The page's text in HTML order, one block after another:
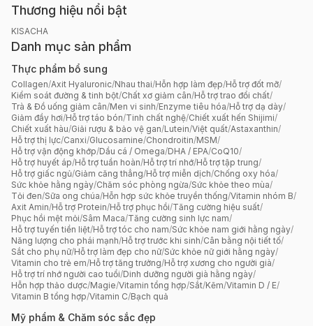
Thương hiệu nổi bật
KISACHA
Danh mục sản phẩm
Thực phẩm bổ sung
Collagen/Axit Hyaluronic/Nhau thai/Hỗn hợp làm đẹp/Hỗ trợ đốt mỡ/
Kiểm soát đường & tinh bột/Chất xơ giảm cân/Hỗ trợ trao đổi chất/
Trà & Đồ uống giảm cân/Men vi sinh/Enzyme tiêu hóa/Hỗ trợ dạ dày/
Giảm đầy hơi/Hỗ trợ táo bón/Tinh chất nghệ/Chiết xuất hến Shijimi/
Chiết xuất hàu/Giải rượu & bảo vệ gan/Lutein/Việt quất/Astaxanthin/
Hỗ trợ thị lực/Canxi/Glucosamine/Chondroitin/MSM/
Hỗ trợ vận động khớp/Dầu cá / Omega/DHA / EPA/CoQ10/
Hỗ trợ huyết áp/Hỗ trợ tuần hoàn/Hỗ trợ trí nhớ/Hỗ trợ tập trung/
Hỗ trợ giấc ngủ/Giảm căng thẳng/Hỗ trợ miễn dịch/Chống oxy hóa/
Sức khỏe hằng ngày/Chăm sóc phòng ngừa/Sức khỏe theo mùa/
Tỏi đen/Sữa ong chúa/Hỗn hợp sức khỏe truyền thống/Vitamin nhóm B/
Axit Amin/Hỗ trợ Protein/Hỗ trợ phục hồi/Tăng cường hiệu suất/
Phục hồi mệt mỏi/Sâm Maca/Tăng cường sinh lực nam/
Hỗ trợ tuyến tiền liệt/Hỗ trợ tóc cho nam/Sức khỏe nam giới hằng ngày/
Năng lượng cho phái mạnh/Hỗ trợ trước khi sinh/Cân bằng nội tiết tố/
Sắt cho phụ nữ/Hỗ trợ làm đẹp cho nữ/Sức khỏe nữ giới hằng ngày/
Vitamin cho trẻ em/Hỗ trợ tăng trưởng/Hỗ trợ xương cho người già/
Hỗ trợ trí nhớ người cao tuổi/Dinh dưỡng người già hằng ngày/
Hỗn hợp thảo dược/Magie/Vitamin tổng hợp/Sắt/Kẽm/Vitamin D / E/
Vitamin B tổng hợp/Vitamin C/Bạch quả
Mỹ phẩm & Chăm sóc sắc đẹp